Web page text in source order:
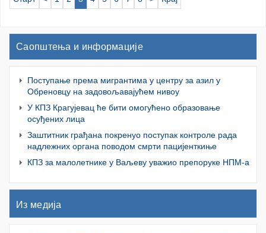
Саопштења и информације
Поступање према мигрантима у центру за азил у
Обреновцу на задовољавајућем нивоу
У КПЗ Крагујевац ће бити омогућено образовање
осуђених лица
Заштитник грађана покренуо поступак контроле рада
надлежних органа поводом смрти пацијенткиње
КПЗ за малолетнике у Ваљеву уважио препоруке НПМ-а
Из медија